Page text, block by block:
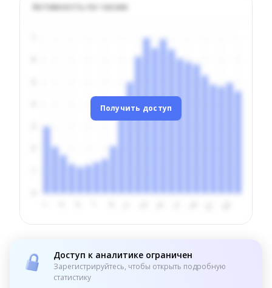
Активность по часам
Получить доступ
Доступ к аналитике ограничен
Зарегистрируйтесь, чтобы открыть подробную
статистику